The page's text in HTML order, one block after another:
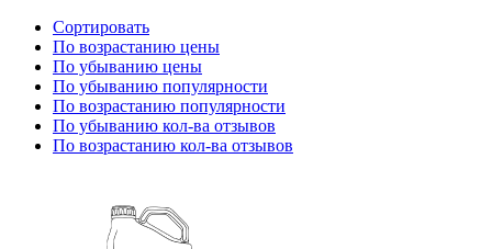
Сортировать
По возрастанию цены
По убыванию цены
По убыванию популярности
По возрастанию популярности
По убыванию кол-ва отзывов
По возрастанию кол-ва отзывов